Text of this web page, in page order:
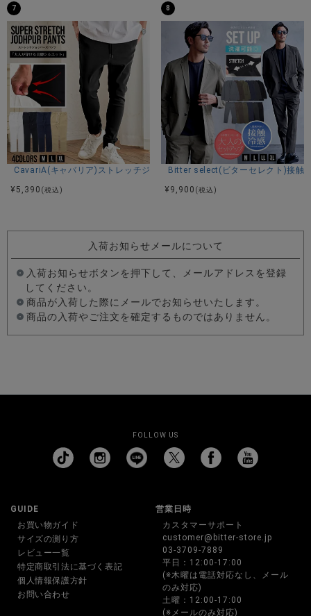
7
CavariA(キャバリア)ストレッチジョッパーパンツ/全4色
¥ 5,390 (税込)
8
Bitter select(ビターセレクト)接触
¥ 9,900 (税込)
入荷お知らせメールについて
入荷お知らせボタンを押下して、メールアドレスを登録
してください。
商品が入荷した際にメールでお知らせいたします。
商品の入荷やご注文を確定するものではありません。
FOLLOW US
GUIDE
お買い物ガイド
サイズの測り方
レビュー一覧
特定商取引法に基づく表記
個人情報保護方針
お問い合わせ
営業日時
カスタマーサポート
customer@bitter-store.jp
03-3709-7889
平日：12:00-17:00
(※木曜は電話対応なし、メール
のみ対応)
土曜：12:00-17:00
(※メールのみ対応)